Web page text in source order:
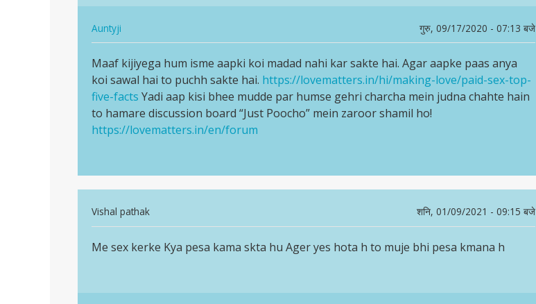
करके
कमाना…
Lokesh
hun…
Auntyji
गुरु, 09/17/2020 - 07:13 बजे
reply
to
Message
karna
chahta
hun…
pandey
Maaf
kijiyega
hum
isme
aapki…
Maaf kijiyega hum isme aapki koi madad nahi kar sakte hai. Agar aapke paas anya
koi sawal hai to puchh sakte hai. https://lovematters.in/hi/making-love/paid-sex-top-
five-facts Yadi aap kisi bhee mudde par humse gehri charcha mein judna chahte hain
to hamare discussion board “Just Poocho” mein zaroor shamil ho!
https://lovematters.in/en/forum
Vishal pathak
शनि, 01/09/2021 - 09:15 बजे
In
reply
to
करके
Me
Kya
Me sex kerke Kya pesa kama skta hu Ager yes hota h to muje bhi pesa kmana h